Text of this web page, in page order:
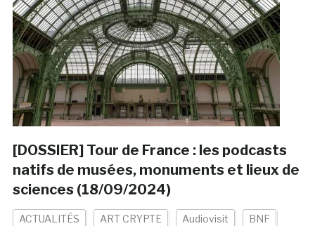
[DOSSIER] Tour de France : les podcasts
natifs de musées, monuments et lieux de
sciences (18/09/2024)
ACTUALITÉS ART CRYPTE Audiovisit BNF